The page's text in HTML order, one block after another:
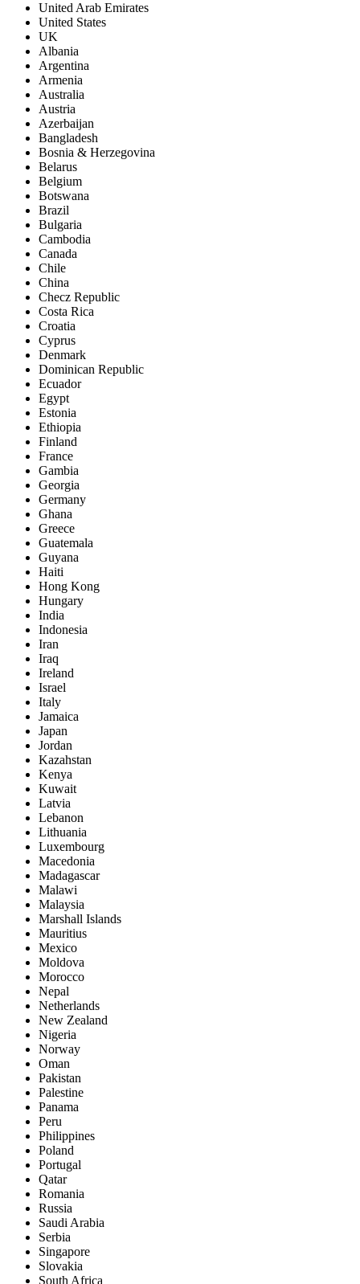
United Arab Emirates
United States
UK
Albania
Argentina
Armenia
Australia
Austria
Azerbaijan
Bangladesh
Bosnia & Herzegovina
Belarus
Belgium
Botswana
Brazil
Bulgaria
Cambodia
Canada
Chile
China
Checz Republic
Costa Rica
Croatia
Cyprus
Denmark
Dominican Republic
Ecuador
Egypt
Estonia
Ethiopia
Finland
France
Gambia
Georgia
Germany
Ghana
Greece
Guatemala
Guyana
Haiti
Hong Kong
Hungary
India
Indonesia
Iran
Iraq
Ireland
Israel
Italy
Jamaica
Japan
Jordan
Kazahstan
Kenya
Kuwait
Latvia
Lebanon
Lithuania
Luxembourg
Macedonia
Madagascar
Malawi
Malaysia
Marshall Islands
Mauritius
Mexico
Moldova
Morocco
Nepal
Netherlands
New Zealand
Nigeria
Norway
Oman
Pakistan
Palestine
Panama
Peru
Philippines
Poland
Portugal
Qatar
Romania
Russia
Saudi Arabia
Serbia
Singapore
Slovakia
South Africa